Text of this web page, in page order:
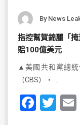
By News
指控幫賀錦麗「
賠100億美元
▲美國共和黨總統
（CBS）， …
F
T